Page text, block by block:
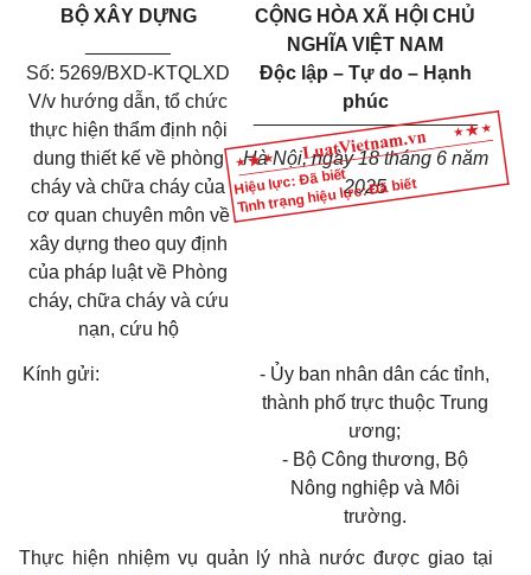
Hiệu lực: Đã biết
Tình trạng hiệu lực: Đã biết
BỘ XÂY DỰNG
Số: 5269/BXD-KTQLXD
V/v hướng dẫn, tổ chức
thực hiện thẩm định nội
dung thiết kế về phòng
cháy và chữa cháy của
cơ quan chuyên môn về
xây dựng theo quy định
của pháp luật về Phòng
cháy, chữa cháy và cứu
nạn, cứu hộ
CỘNG HÒA XÃ HỘI CHỦ
NGHĨA VIỆT NAM
Độc lập – Tự do – Hạnh
phúc
_____________________
Hà Nội, ngày 18tháng 6 năm
2025
Kính gửi:
- Ủy ban nhân dân các tỉnh,
thành phố trực thuộc Trung
ương;
- Bộ Công thương, Bộ
Nông nghiệp và Môi
trường.
Thực hiện nhiệm vụ quản lý nhà nước được giao tại